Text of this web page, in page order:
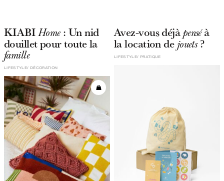
KIABIHome: Un nid
douillet pour toute la
famille
DÉCORATION
LIFESTYLE
Avez-vous déjàpenséà
la location de jouets?
LIFESTYLE PRATIQUE